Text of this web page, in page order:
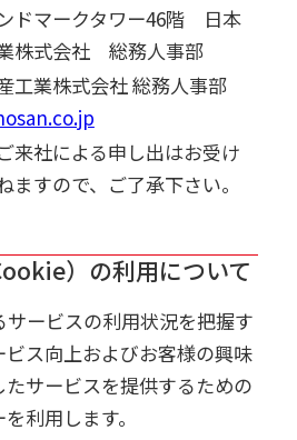
ドマークタワー46階 日本
株式会社 総務人事部
工業株式会社 総務人事部
来社による申し出はお受け
ますので、ご了承下さい。
）の利用について
ービスの利用状況を把握す
ス向上およびお客様の興味
サービスを提供するための
利用します。